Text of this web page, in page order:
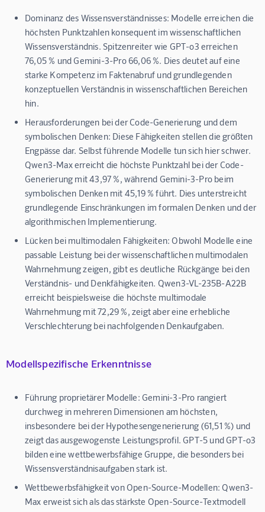
Dominanz des Wissensverständnisses: Modelle erreichen die
höchsten Punktzahlen konsequent im wissenschaftlichen
Wissensverständnis. Spitzenreiter wie GPT-o3 erreichen
76,05 % und Gemini-3-Pro 66,06 %. Dies deutet auf eine
starke Kompetenz im Faktenabruf und grundlegenden
konzeptuellen Verständnis in wissenschaftlichen Bereichen
hin.
Herausforderungen bei der Code-Generierung und dem
symbolischen Denken: Diese Fähigkeiten stellen die größten
Engpässe dar. Selbst führende Modelle tun sich hier schwer.
Qwen3-Max erreicht die höchste Punktzahl bei der Code-
Generierung mit 43,97 %, während Gemini-3-Pro beim
symbolischen Denken mit 45,19 % führt. Dies unterstreicht
grundlegende Einschränkungen im formalen Denken und der
algorithmischen Implementierung.
Lücken bei multimodalen Fähigkeiten: Obwohl Modelle eine
passable Leistung bei der wissenschaftlichen multimodalen
Wahrnehmung zeigen, gibt es deutliche Rückgänge bei den
Verständnis- und Denkfähigkeiten. Qwen3-VL-235B-A22B
erreicht beispielsweise die höchste multimodale
Wahrnehmung mit 72,29 %, zeigt aber eine erhebliche
Verschlechterung bei nachfolgenden Denkaufgaben.
Modellspezifische Erkenntnisse
Führung proprietärer Modelle: Gemini-3-Pro rangiert
durchweg in mehreren Dimensionen am höchsten,
insbesondere bei der Hypothesengenerierung (61,51 %) und
zeigt das ausgewogenste Leistungsprofil. GPT-5 und GPT-o3
bilden eine wettbewerbsfähige Gruppe, die besonders bei
Wissensverständnisaufgaben stark ist.
Wettbewerbsfähigkeit von Open-Source-Modellen: Qwen3-
Max erweist sich als das stärkste Open-Source-Textmodell